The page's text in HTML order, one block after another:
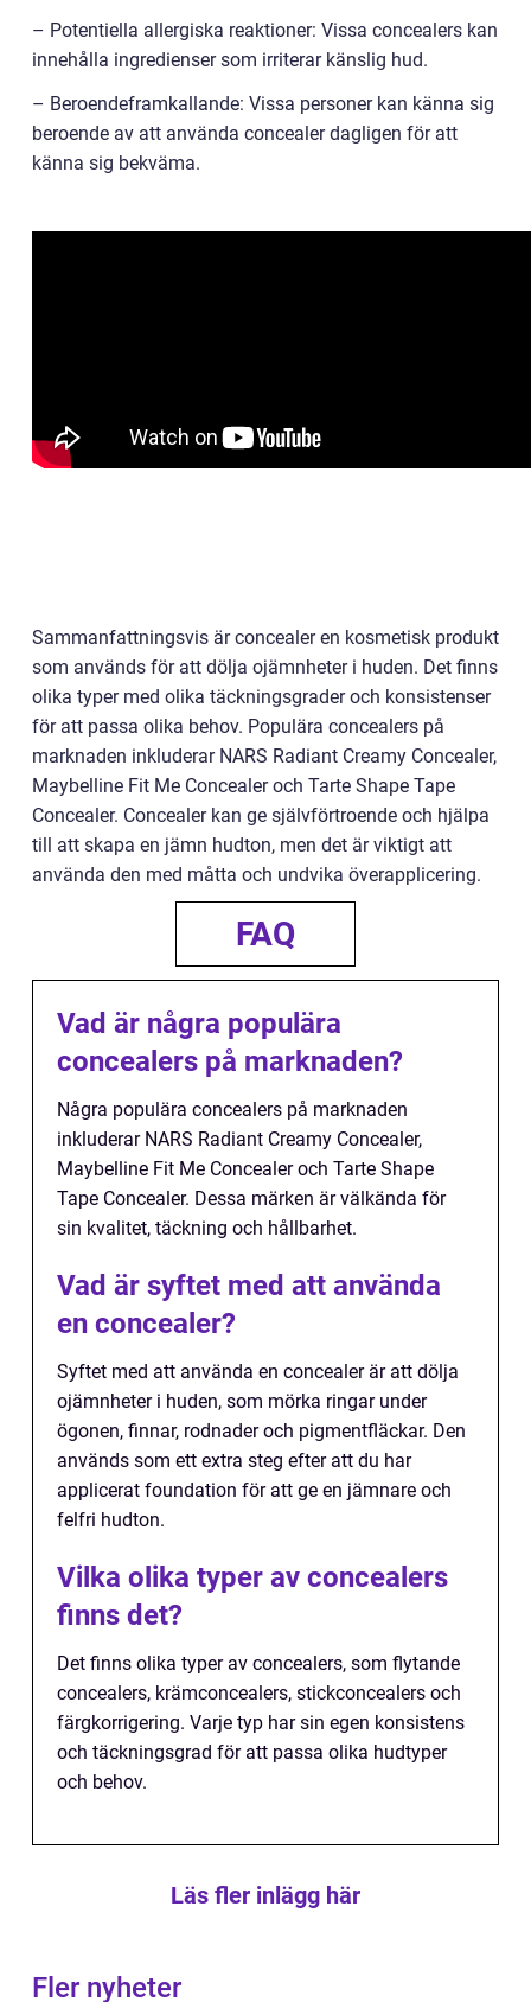
– Potentiella allergiska reaktioner: Vissa concealers kan
innehålla ingredienser som irriterar känslig hud.
– Beroendeframkallande: Vissa personer kan känna sig
beroende av att använda concealer dagligen för att
känna sig bekväma.
Sammanfattningsvis är concealer en kosmetisk produkt
som används för att dölja ojämnheter i huden. Det finns
olika typer med olika täckningsgrader och konsistenser
för att passa olika behov. Populära concealers på
marknaden inkluderar NARS Radiant Creamy Concealer,
Maybelline Fit Me Concealer och Tarte Shape Tape
Concealer. Concealer kan ge självförtroende och hjälpa
till att skapa en jämn hudton, men det är viktigt att
använda den med måtta och undvika överapplicering.
FAQ
Vad är några populära
concealers på marknaden?
Några populära concealers på marknaden
inkluderar NARS Radiant Creamy Concealer,
Maybelline Fit Me Concealer och Tarte Shape
Tape Concealer. Dessa märken är välkända för
sin kvalitet, täckning och hållbarhet.
Vad är syftet med att använda
en concealer?
Syftet med att använda en concealer är att dölja
ojämnheter i huden, som mörka ringar under
ögonen, finnar, rodnader och pigmentfläckar. Den
används som ett extra steg efter att du har
applicerat foundation för att ge en jämnare och
felfri hudton.
Vilka olika typer av concealers
finns det?
Det finns olika typer av concealers, som flytande
concealers, krämconcealers, stickconcealers och
färgkorrigering. Varje typ har sin egen konsistens
och täckningsgrad för att passa olika hudtyper
och behov.
Läs fler inlägg här
Fler nyheter